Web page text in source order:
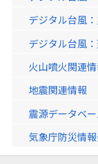
デジタル台風
デジタル台風
火山噴火関連
地震関連情報
震源データベ
気象庁防災情